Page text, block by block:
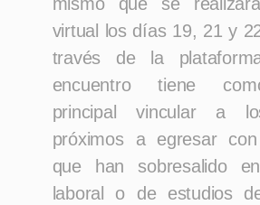
virtual los días 19, 21 y
través de la
encuentro tiene
principal vincular a
próximos a egresar
que han sobresalido
laboral o de estudios